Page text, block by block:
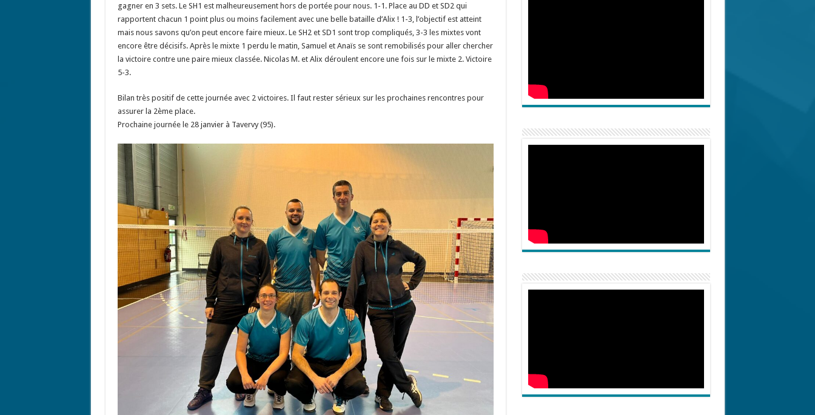
gagner en 3 sets. Le SH1 est malheureusement hors de portée pour nous. 1-1. Place au DD et SD2 qui
rapportent chacun 1 point plus ou moins facilement avec une belle bataille d’Alix ! 1-3, l’objectif est atteint
mais nous savons qu’on peut encore faire mieux. Le SH2 et SD1 sont trop compliqués, 3-3 les mixtes vont
encore être décisifs. Après le mixte 1 perdu le matin, Samuel et Anaïs se sont remobilisés pour aller chercher
la victoire contre une paire mieux classée. Nicolas M. et Alix déroulent encore une fois sur le mixte 2. Victoire
5-3.
Bilan très positif de cette journée avec 2 victoires. Il faut rester sérieux sur les prochaines rencontres pour
assurer la 2ème place.
Prochaine journée le 28 janvier à Tavervy (95).